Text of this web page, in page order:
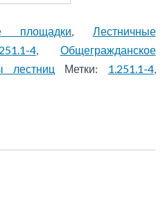
площадки, Лестничные
4, Общегражданское
лестниц Метки: 1.251.1-4,